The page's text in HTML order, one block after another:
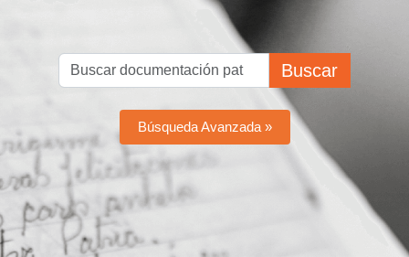
Buscar
Búsqueda Avanzada »